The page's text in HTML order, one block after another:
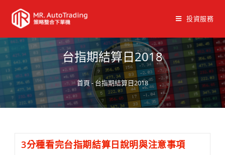
投資服務
台指期結算日2018
首頁-台指期結算日2018
3分種看完台指期結算日說明與注意事項